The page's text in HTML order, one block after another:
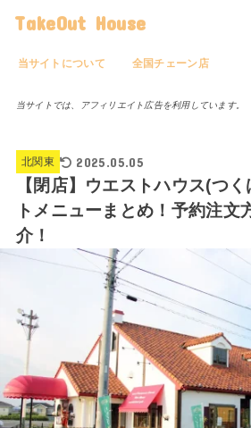
TakeOut House
当サイトについて 全国チェーン店
当サイトでは、アフィリエイト広告を利用しています。
北関東 2025.05.05
【閉店】ウエストハウス(つ
トメニューまとめ！予約注文
介！